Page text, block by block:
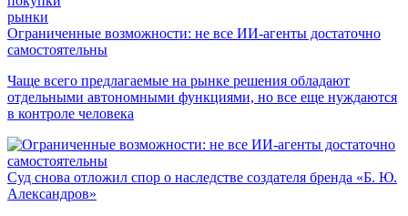
рынки
Ограниченные возможности: не все ИИ-агенты достаточно
самостоятельны
Чаще всего предлагаемые на рынке решения обладают
отдельными автономными функциями, но все еще нуждаются
в контроле человека
Суд снова отложил спор о наследстве создателя бренда «Б. Ю.
Александров»